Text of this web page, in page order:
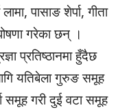
पासाङ शेर्पा, गीता
गरेका छन् ।
प्रतिष्ठानमा हुँदैछ
यतिबेला गुरुङ समूह
समूह गरी दुई वटा समूह